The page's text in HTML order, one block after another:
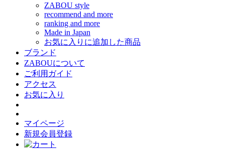
ZABOU style
recommend and more
ranking and more
Made in Japan
お気に入りに追加した商品
ブランド
ZABOUについて
ご利用ガイド
アクセス
お気に入り
マイページ
新規会員登録